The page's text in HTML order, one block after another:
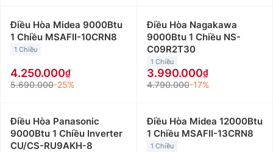
Điều Hòa Midea 9000Btu
1 Chiều MSAFII-10CRN8
1 Chiều
4.250.000
5.690.000-25%
Điều Hòa Nagakawa
9000Btu 1 Chiều NS-
C09R2T30
1 Chiều
3.990.000
4.790.000-17%
Điều Hòa Panasonic
9000Btu 1 Chiều Inverter
CU/CS-RU9AKH-8
Điều Hòa Midea 12000Btu
1 Chiều MSAFII-13CRN8
1 Chiều